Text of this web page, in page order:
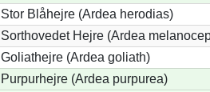
Stor Blåhejre (Ardea herodias)
Sorthovedet Hejre (Ardea
Goliathejre (Ardea goliath)
Purpurhejre (Ardea purpurea)